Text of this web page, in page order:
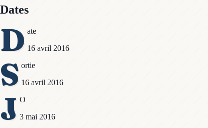
Dates
D ate
16 avril 2016
S ortie
16 avril 2016
J O
3 mai 2016